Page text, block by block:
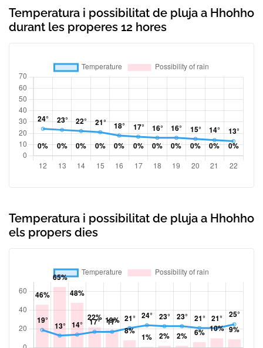
Temperatura i possibilitat de pluja a Hhohho
durant les properes 12 hores
Temperatura i possibilitat de pluja a Hhohho
els propers dies